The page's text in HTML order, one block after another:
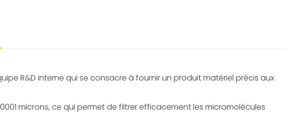
R&D interne qui se consacre à fournir un produit matériel précis aux
microns, ce qui permet de filtrer efficacement les micromolécules